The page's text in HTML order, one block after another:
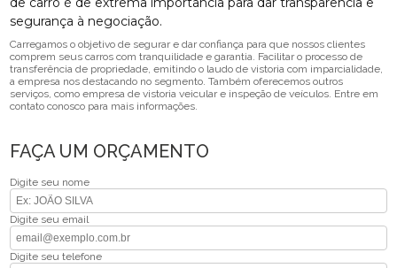
segurança à negociação.
Carregamos o objetivo de segurar e dar confiança para que nossos clientes
comprem seus carros com tranquilidade e garantia. Facilitar o processo de
transferência de propriedade, emitindo o laudo de vistoria com imparcialidade,
a empresa nos destacando no segmento. Também oferecemos outros
serviços, como empresa de vistoria veicular e inspeção de veículos. Entre em
contato conosco para mais informações.
FAÇA UM ORÇAMENTO
Digite seu nome
Digite seu email
Digite seu telefone